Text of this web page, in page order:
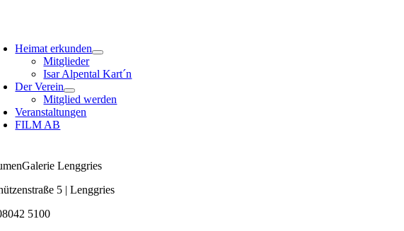
Heimat erkunden
Mitglieder
Isar Alpental Kart´n
Der Verein
Mitglied werden
Veranstaltungen
FILM AB
Lenggries
5 | Lenggries
5100